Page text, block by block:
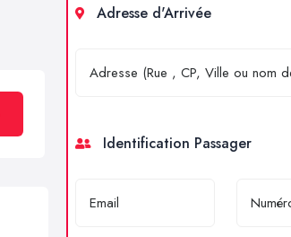
Adresse d'Arrivée
Identification Passager